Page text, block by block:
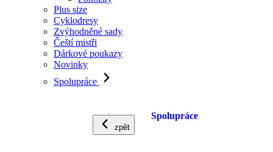
Plus size
Cyklodresy
Zvýhodněné sady
Čeští mistři
Dárkové poukazy
Novinky
Spolupráce
zpět
Spolupráce